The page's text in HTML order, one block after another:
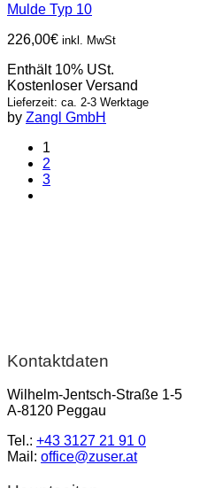
Mulde Typ 10
226,00€ inkl. MwSt
Enthält 10% USt.
Kostenloser Versand
Lieferzeit: ca. 2-3 Werktage
by Zangl GmbH
1
2
3
Kontaktdaten
Wilhelm-Jentsch-Straße 1-5
A-8120 Peggau
Tel.: +43 3127 21 91 0
Mail: office@zuser.at